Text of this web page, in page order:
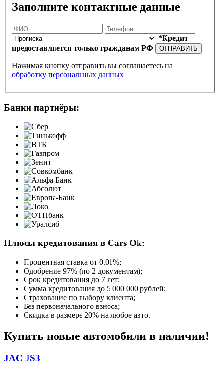
Заполните контактные данные
*Кредит
предоставляется только гражданам РФ
ОТПРАВИТЬ
Нажимая кнопку отправить вы соглашаетесь на
обработку персональных данных
Банки партнёры:
Плюсы кредитования в Cars Ok:
Процентная ставка от 0.01%;
Одобрение 97% (по 2 документам);
Срок кредитования до 7 лет;
Сумма кредитования до 5 000 000 рублей;
Страхование по выбору клиента;
Без первоначального взноса;
Скидка в размере 20% на любое авто.
Купить новые автомобили в наличии!
JAC JS3